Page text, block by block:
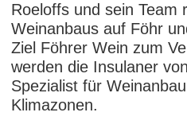
Roeloffs und sein Team
Weinanbaus auf Föhr
Ziel Föhrer Wein zum
werden die Insulaner
Spezialist für
Klimazonen.